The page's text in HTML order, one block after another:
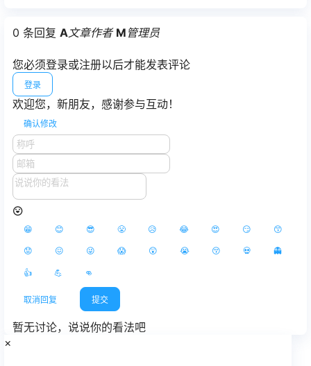
0 条回复 A 文章作者 M 管理员
您必须登录或注册以后才能发表评论
登录
欢迎您，新朋友，感谢参与互动！
确认修改
😁 😊 😎 😤 😥 😂 😍 😏 😙
😟 😖 😜 😱 😲 😭 😚 💀 👻
👍 💪 👊
取消回复 提交
暂无讨论，说说你的看法吧
×